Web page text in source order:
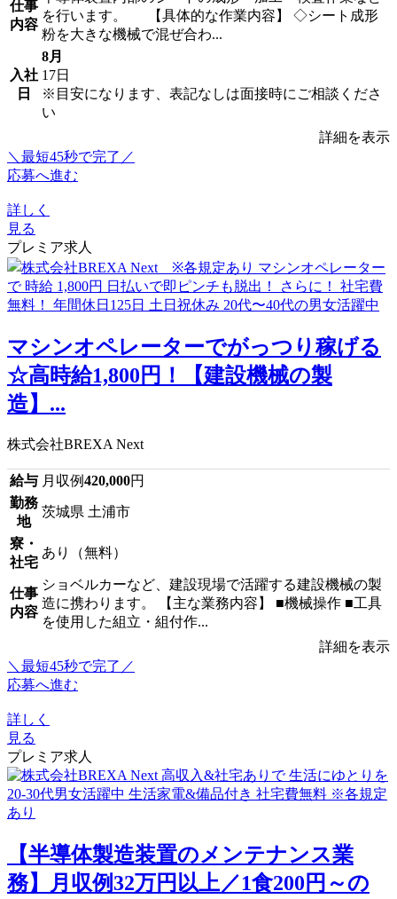
仕事
内容
を行います。 【具体的な作業内容】 ◇シート成形
粉を大きな機械で混ぜ合わ...
入社
日
8月
17日
※目安になります、表記なしは面接時にご相談くださ
い
詳細を表示
＼最短45秒で完了／
応募へ進む
詳しく
見る
プレミア求人
マシンオペレーターでがっつり稼げる
☆高時給1,800円！【建設機械の製
造】...
株式会社BREXA Next
給与 月収例420,000円
勤務
地
茨城県 土浦市
寮・
社宅
あり（無料）
仕事
内容
ショベルカーなど、建設現場で活躍する建設機械の製
造に携わります。 【主な業務内容】 ■機械操作 ■工具
を使用した組立・組付作...
詳細を表示
＼最短45秒で完了／
応募へ進む
詳しく
見る
プレミア求人
【半導体製造装置のメンテナンス業
務】月収例32万円以上／1食200円～の